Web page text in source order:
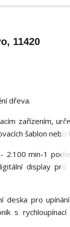
11420
dřeva.
zařízením,
šablon
min-1
display
deska pro
s